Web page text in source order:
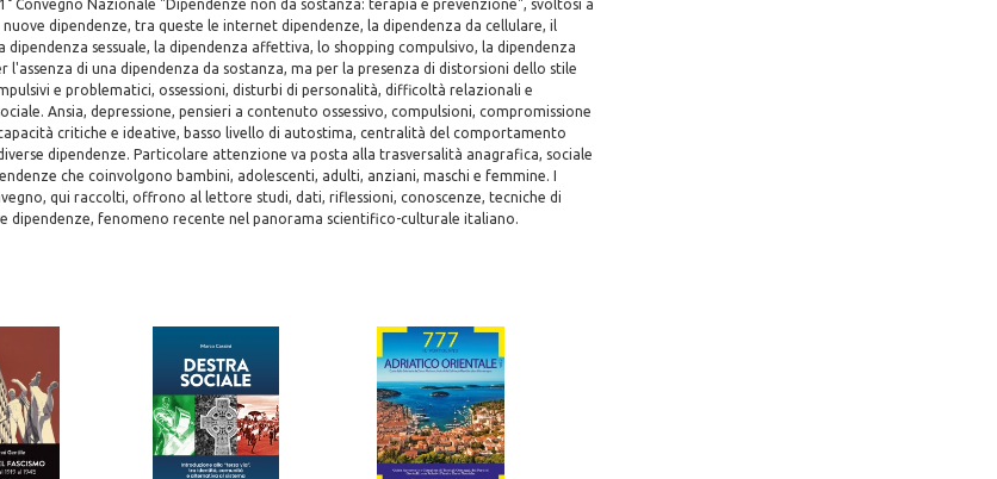
Convegno Nazionale "Dipendenze non da sostanza: terapia e prevenzione", svoltosi a
nuove dipendenze, tra queste le internet dipendenze, la dipendenza da cellulare, il
sessuale, la dipendenza affettiva, lo shopping compulsivo, la dipendenza
di una dipendenza da sostanza, ma per la presenza di distorsioni dello stile
e problematici, ossessioni, disturbi di personalità, difficoltà relazionali e
Ansia, depressione, pensieri a contenuto ossessivo, compulsioni, compromissione
critiche e ideative, basso livello di autostima, centralità del comportamento
dipendenze. Particolare attenzione va posta alla trasversalità anagrafica, sociale
che coinvolgono bambini, adolescenti, adulti, anziani, maschi e femmine. I
qui raccolti, offrono al lettore studi, dati, riflessioni, conoscenze, tecniche di
dipendenze, fenomeno recente nel panorama scientifico-culturale italiano.